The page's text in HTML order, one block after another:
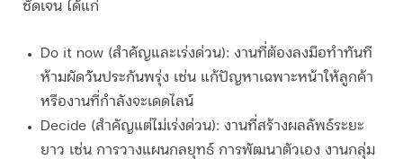
ชัดเจน ได้แก่
Do it now (สำคัญและเร่งด่วน): งานที่ต้องลงมือทำทันที
ห้ามผัดวันประกันพรุ่ง เช่น แก้ปัญหาเฉพาะหน้าให้ลูกค้า
หรืองานที่กำลังจะเดดไลน์
Decide (สำคัญแต่ไม่เร่งด่วน): งานที่สร้างผลลัพธ์ระยะ
ยาว เช่น การวางแผนกลยุทธ์ การพัฒนาตัวเอง งานกลุ่ม